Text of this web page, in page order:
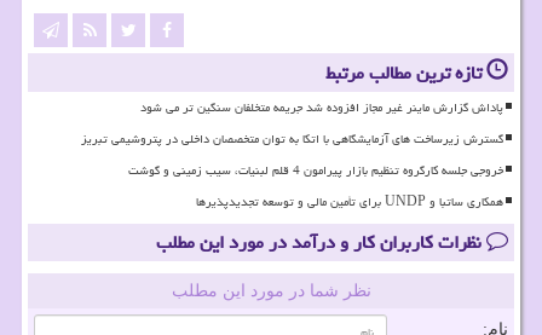
تازه ترین مطالب مرتبط
پاداش گزارش ماینر غیر مجاز افزوده شد جریمه متخلفان سنگین تر می شود
گسترش زیرساخت های آزمایشگاهی با اتکا به توان متخصصان داخلی در پتروشیمی تبریز
خروجی جلسه کارگروه تنظیم بازار پیرامون 4 قلم لبنیات، سیب زمینی و گوشت
همکاری ساتبا و UNDP برای تأمین مالی و توسعه تجدیدپذیرها
نظرات کاربران کار و درآمد در مورد این مطلب
نظر شما در مورد این مطلب
نام: